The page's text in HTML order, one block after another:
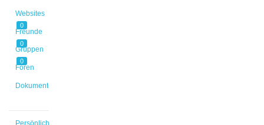
Websites
0
Freunde
0
Gruppen
0
Foren
Dokumente
Persönlich